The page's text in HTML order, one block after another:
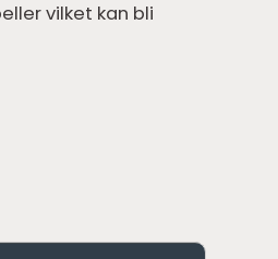
vilket kan bli